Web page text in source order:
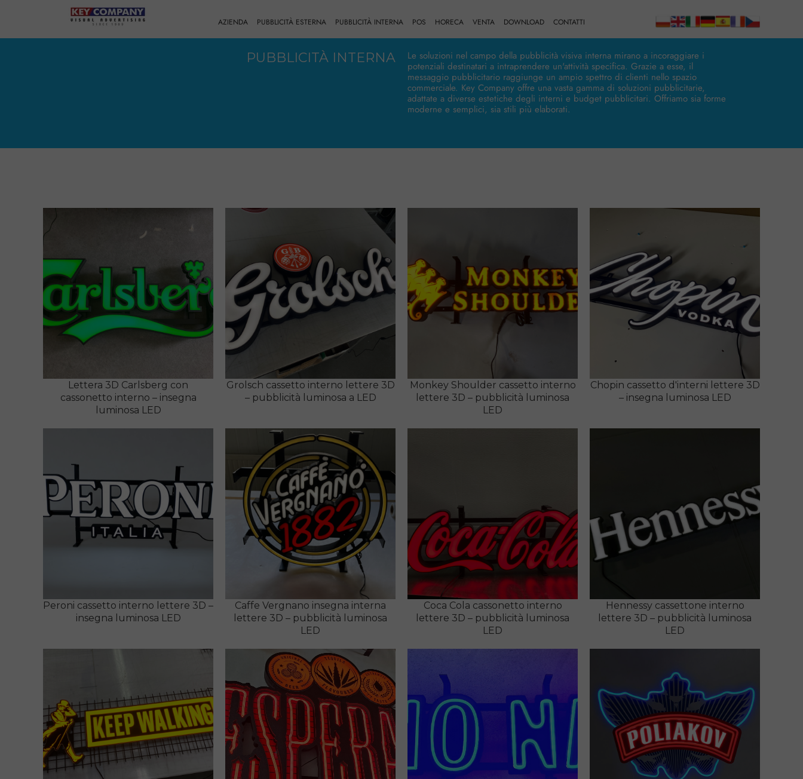
AZIENDA PUBBLICITÀ ESTERNA PUBBLICITÀ INTERNA POS HORECA VENTA DOWNLOAD CONTATTI
PUBBLICITÀ INTERNA
Le soluzioni nel campo della pubblicità visiva interna mirano a incoraggiare i
potenziali destinatari a intraprendere un'attività specifica. Grazie a esse, il
messaggio pubblicitario raggiunge un ampio spettro di clienti nello spazio
commerciale. Key Company offre una vasta gamma di soluzioni pubblicitarie,
adattate a diverse estetiche degli interni e budget pubblicitari. Offriamo sia forme
moderne e semplici, sia stili più elaborati.
Lettera 3D Carlsberg con
cassonetto interno – insegna
luminosa LED
Grolsch cassetto interno lettere 3D
– pubblicità luminosa a LED
Monkey Shoulder cassetto interno
lettere 3D – pubblicità luminosa
LED
Chopin cassetto d'interni lettere 3D
– insegna luminosa LED
Peroni cassetto interno lettere 3D –
insegna luminosa LED
Caffe Vergnano insegna interna
lettere 3D – pubblicità luminosa
LED
Coca Cola cassonetto interno
lettere 3D – pubblicità luminosa
LED
Hennessy cassettone interno
lettere 3D – pubblicità luminosa
LED